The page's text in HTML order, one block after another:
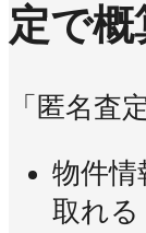
定で概
「匿名査
物件情
取れる